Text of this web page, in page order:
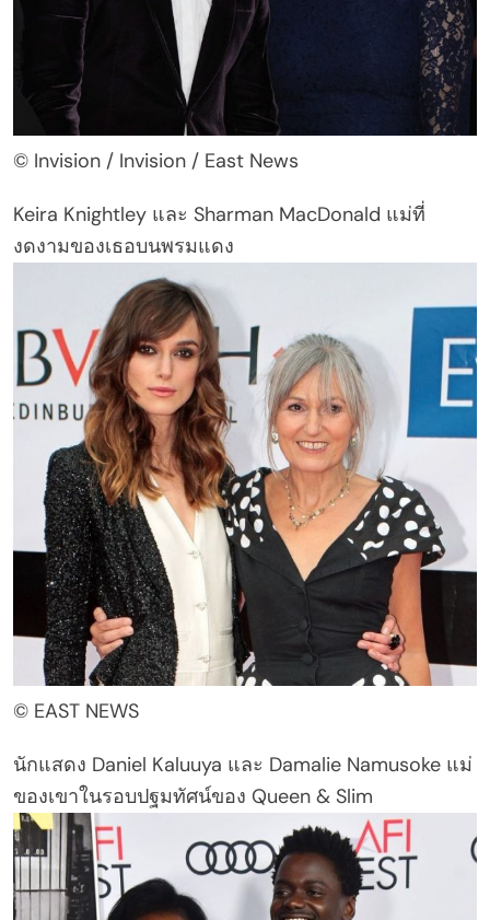
© Invision / Invision / East News
Keira Knightley และ Sharman MacDonald แม่ที่
งดงามของเธอบนพรมแดง
© EAST NEWS
นักแสดง Daniel Kaluuya และ Damalie Namusoke แม่
ของเขาในรอบปฐมทัศน์ของ Queen & Slim